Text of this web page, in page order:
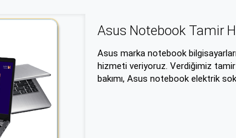
Asus Notebook Tamir
Asus marka notebook
hizmeti veriyoruz. Verdiğimiz
bakımı, Asus notebook elektrik